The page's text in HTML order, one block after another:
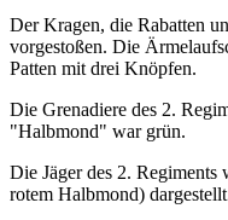
Der Kragen, die Rabatten
vorgestoßen. Die
Patten mit drei Knöpfen.
Die Grenadiere des 2.
"Halbmond" war grün.
Die Jäger des 2.
rotem Halbmond)